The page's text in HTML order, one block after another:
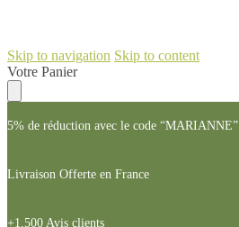
Skip to navigation Skip to content
Votre Panier
5% de réduction avec le code “MARIANNE”
Livraison Offerte en France
+1,500 Avis clients